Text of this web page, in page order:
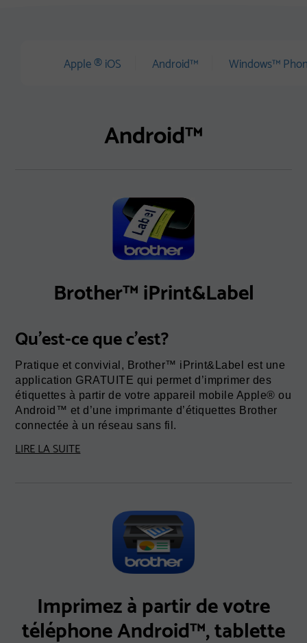
Apple®iOS Android™ Windows™
Android™
Brother™ iPrint&Label
Qu'est-ce que c'est?
Pratique et convivial, Brother™ iPrint&Label est une
application GRATUITE qui permet d’imprimer des
étiquettes à partir de votre appareil mobile Apple® ou
Android™ et d’une imprimante d’étiquettes Brother
connectée à un réseau sans fil.
LIRE LA SUITE
Imprimez à partir de votre
téléphone Android™, tablette